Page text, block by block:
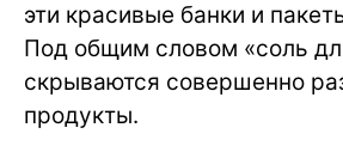
эти красивые банки и
Под общим словом «соль
скрываются совершенно
продукты.